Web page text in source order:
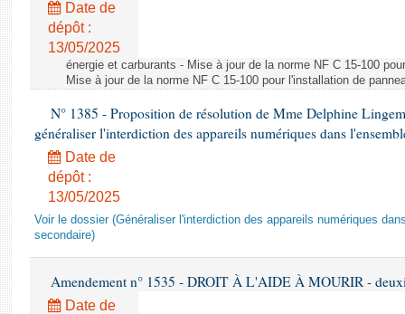
Date de
dépôt :
13/05/2025
énergie et carburants - Mise à jour de la norme NF C 15-100
Mise à jour de la norme NF C 15-100 pour l'installation de
N° 1385 - Proposition de résolution de Mme Delphine
généraliser l'interdiction des appareils numériques dans
Date de
dépôt :
13/05/2025
Voir le dossier (Généraliser l'interdiction des appareils numériques
secondaire)
Amendement n° 1535 - DROIT À L'AIDE À MOURIR -
Date de